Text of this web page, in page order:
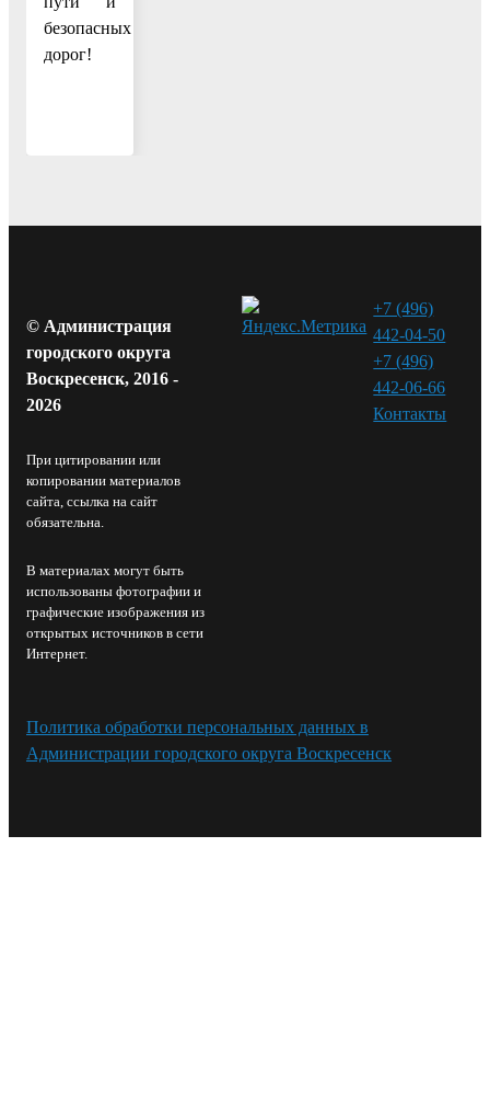
безопасных
дорог!
© Администрация
городского округа
Воскресенск, 2016 -
2026
При цитировании или
копировании материалов
сайта, ссылка на сайт
обязательна.
В материалах могут быть
использованы фотографии и
графические изображения из
открытых источников в сети
Интернет.
+7 (496)
442-04-50
+7 (496)
442-06-66
Контакты⁠
Политика обработки персональных данных в
Администрации городского округа Воскресенск